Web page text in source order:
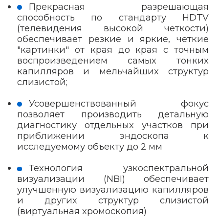
Прекрасная разрешающая
способность по стандарту HDTV
(телевидения высокой четкости)
обеспечивает резкие и яркие, четкие
"картинки" от края до края с точным
воспроизведением самых тонких
капилляров и мельчайших структур
слизистой;
Усовершенствованный фокус
позволяет производить детальную
диагностику отдельных участков при
приближении эндоскопа к
исследуемому объекту до 2 мм
Технология узкоспектральной
визуализации (NBI) обеспечивает
улучшенную визуализацию капилляров
и других структур слизистой
(виртуальная хромоскопия)